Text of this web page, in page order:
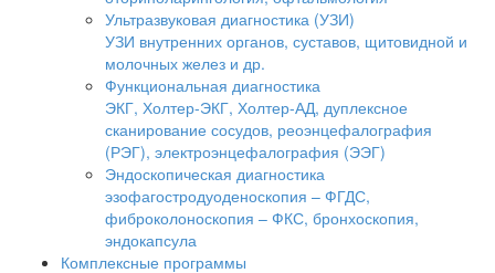
Ультразвуковая диагностика (УЗИ)
УЗИ внутренних органов, суставов, щитовидной и
молочных желез и др.
Функциональная диагностика
ЭКГ, Холтер-ЭКГ, Холтер-АД, дуплексное
сканирование сосудов, реоэнцефалография
(РЭГ), электроэнцефалография (ЭЭГ)
Эндоскопическая диагностика
эзофагостродуоденоскопия – ФГДС,
фиброколоноскопия – ФКС, бронхоскопия,
эндокапсула
Комплексные программы